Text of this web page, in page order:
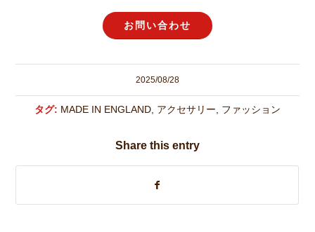
お問い合わせ
2025/08/28
タグ: MADE IN ENGLAND, アクセサリー, ファッション
Share this entry